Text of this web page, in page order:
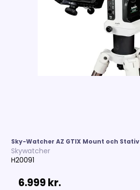
Sky-Watcher AZ GTIX Mount och Stativ
Skywatcher
H20091
6.999 kr.